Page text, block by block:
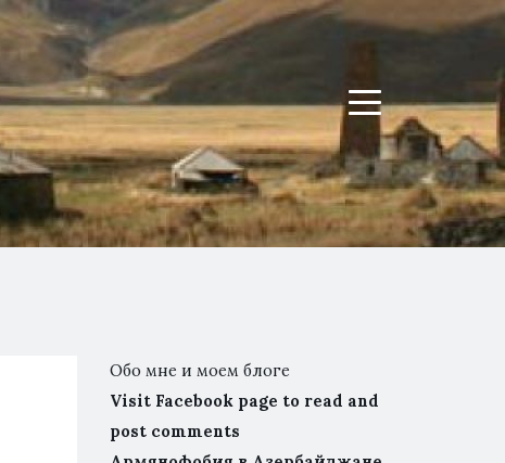
Menu
Обо мне и моем блоге
Visit Facebook page to read and
post comments